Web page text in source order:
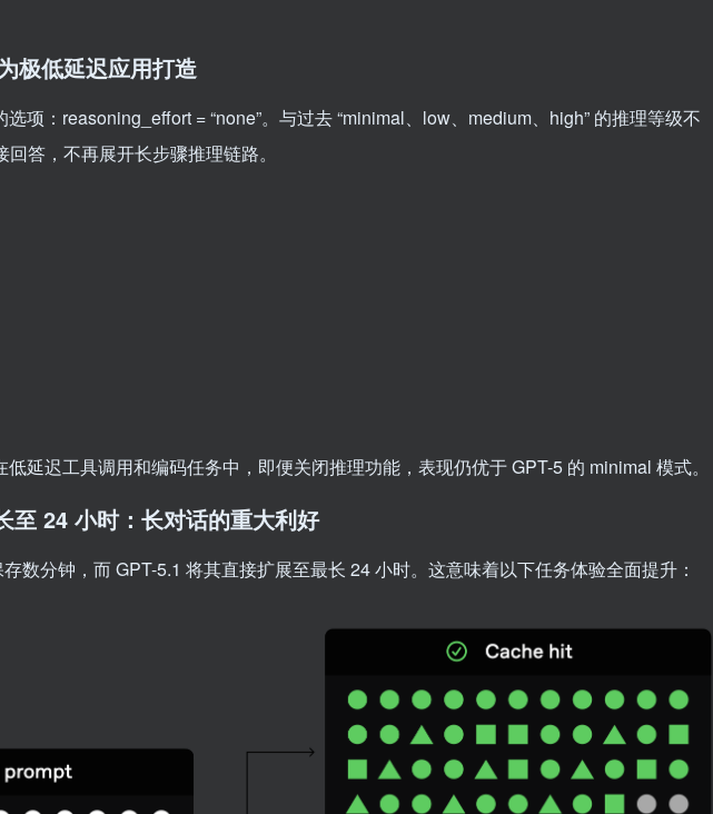
极低延迟应用打造
项：reasoning_effort = “none”。与过去 “minimal、low、medium、high” 的推理等级不
答，不再展开长步骤推理链路。
延迟工具调用和编码任务中，即便关闭推理功能，表现仍优于 GPT-5 的 minimal 模式。
至 24 小时：长对话的重大利好
数分钟，而 GPT-5.1 将其直接扩展至最长 24 小时。这意味着以下任务体验全面提升：